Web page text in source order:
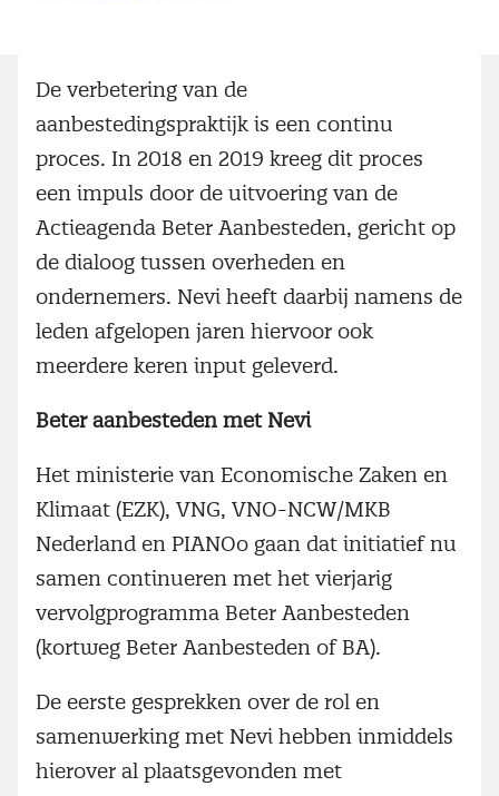
De verbetering van de
aanbestedingspraktijk is een continu
proces. In 2018 en 2019 kreeg dit proces
een impuls door de uitvoering van de
Actieagenda Beter Aanbesteden, gericht op
de dialoog tussen overheden en
ondernemers. Nevi heeft daarbij namens de
leden afgelopen jaren hiervoor ook
meerdere keren input geleverd.
Beter aanbesteden met Nevi
Het ministerie van Economische Zaken en
Klimaat (EZK), VNG, VNO-NCW/MKB
Nederland en PIANOo gaan dat initiatief nu
samen continueren met het vierjarig
vervolgprogramma Beter Aanbesteden
(kortweg Beter Aanbesteden of BA).
De eerste gesprekken over de rol en
samenwerking met Nevi hebben inmiddels
hierover al plaatsgevonden met